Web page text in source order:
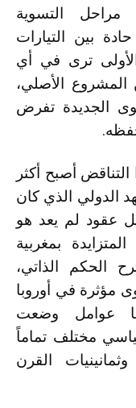
مراحل التسوية
بين التيارات
الأولى ترى في أي
الأصلي،
الجديدة تفرض
أصبح أكثر
الذي كان
عقود لم يعد هو
بمغربية
الحكم الذاتي،
مؤثرة في أوروبا
كلها عوامل وضعت
مختلف تماماً
القرن